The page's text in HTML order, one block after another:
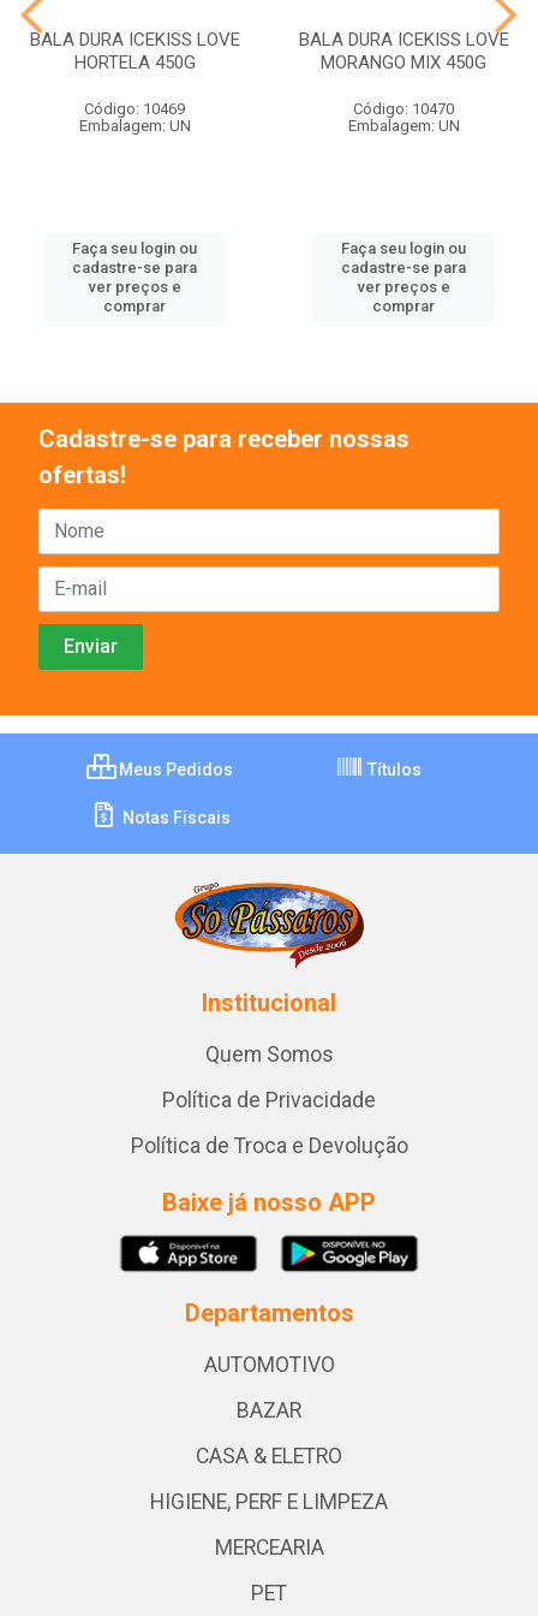
BALA DURA ICEKISS LOVE
HORTELA 450G
Código: 10469
Embalagem: UN
Faça seu login ou
cadastre-se para
ver preços e
comprar
BALA DURA ICEKISS LOVE
MORANGO MIX 450G
Código: 10470
Embalagem: UN
Faça seu login ou
cadastre-se para
ver preços e
comprar
Cadastre-se para receber nossas
ofertas!
Meus Pedidos Títulos
Notas Fiscais
Institucional
Quem Somos
Política de Privacidade
Política de Troca e Devolução
Baixe já nosso APP
Departamentos
AUTOMOTIVO
BAZAR
CASA & ELETRO
HIGIENE, PERF E LIMPEZA
MERCEARIA
PET